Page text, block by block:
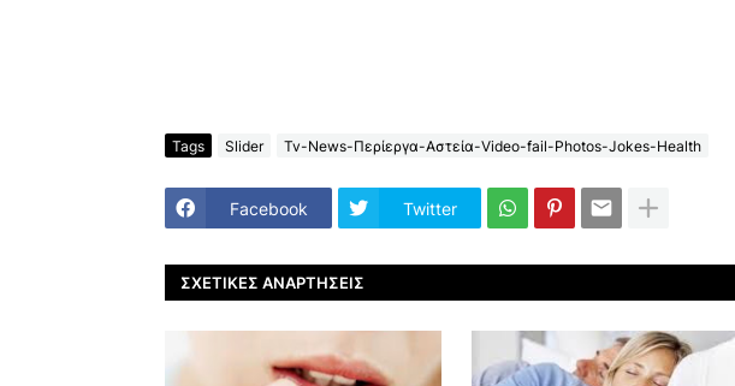
Tags Slider Tv-News-Περίεργα-Αστεία-Video-fail-Photos-Jokes-Health
Facebook Twitter
ΣΧΕΤΙΚΈΣ ΑΝΑΡΤΉΣΕΙΣ